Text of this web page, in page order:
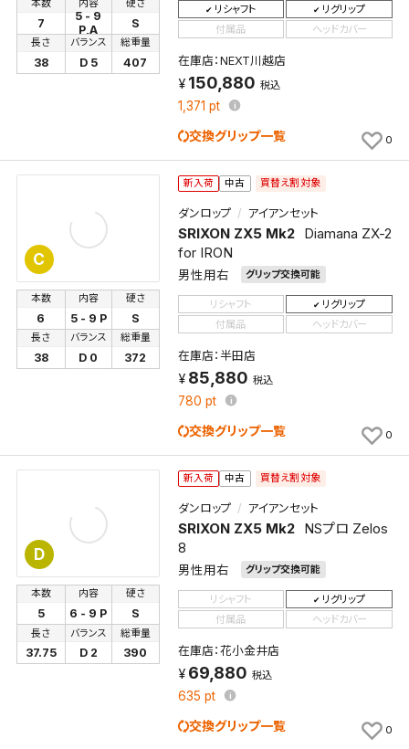
本数
7
内容
5 - 9
P,A
硬さ
S
長さ
38
バランス
D 5
総重量
407
リシャフト
リグリップ
付属品
ヘッドカバー
在庫店：NEXT川越店
150,880 税込
1,371 pt
交換グリップ一覧 0
C
新入荷 中古 買替え割対象
ダンロップ アイアンセット
SRIXON ZX5 Mk2
Diamana ZX-2
for IRON
男性用右 グリップ交換可能
本数
6
内容
5 - 9 P
硬さ
S
長さ
38
バランス
D 0
総重量
372
リシャフト
リグリップ
付属品
ヘッドカバー
在庫店：半田店
85,880 税込
780 pt
交換グリップ一覧 0
D
新入荷 中古 買替え割対象
ダンロップ アイアンセット
SRIXON ZX5 Mk2
NSプロ Zelos
8
男性用右 グリップ交換可能
本数
5
内容
6 - 9 P
硬さ
S
長さ
37.75
バランス
D 2
総重量
390
リシャフト
リグリップ
付属品
ヘッドカバー
在庫店：花小金井店
69,880 税込
635 pt
交換グリップ一覧 0